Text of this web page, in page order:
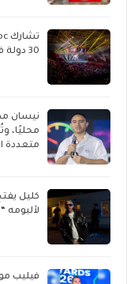
30 دولة في مؤتمر V-Convention 2026 العالمي بماليزيا
نيسان
محليًا،
متعددة
لألبومه “Ghost Mode”